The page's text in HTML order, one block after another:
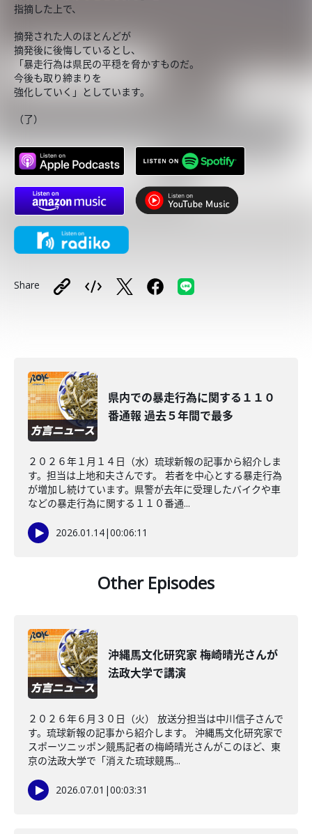
指摘した上で、
摘発された人のほとんどが
摘発後に後悔しているとし、
「暴走行為は県民の平穏を脅かすものだ。
今後も取り締まりを
強化していく」としています。
（了）
Share
県内での暴走行為に関する１１０
番通報 過去５年間で最多
２０２６年１月１４日（水）琉球新報の記事から紹介しま
す。担当は上地和夫さんです。 若者を中心とする暴走行為
が増加し続けています。県警が去年に受理したバイクや車
などの暴走行為に関する１１０番通...
2026.01.14|00:06:11
Other Episodes
沖縄馬文化研究家 梅崎晴光さんが
法政大学で講演
２０２６年６月３０日（火） 放送分担当は中川信子さんで
す。琉球新報の記事から紹介します。 沖縄馬文化研究家で
スポーツニッポン競馬記者の梅崎晴光さんがこのほど、東
京の法政大学で「消えた琉球競馬...
2026.07.01 |00:03:31